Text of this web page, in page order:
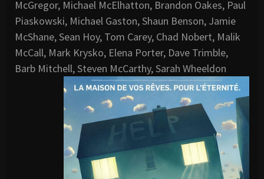
McGregor, Michael McElhatton, Brandon Oakes, Paul
Piaskowski, Michael Gaston, Shaun Benson, Jamie
McShane, Sean Hoy, Tom Carey, Chad Nobert, Malik
McCall, Mark Krysko, Elena Porter, Dave Trimble,
Barb Mitchell, Steven McCarthy, Sarah Wheeldon